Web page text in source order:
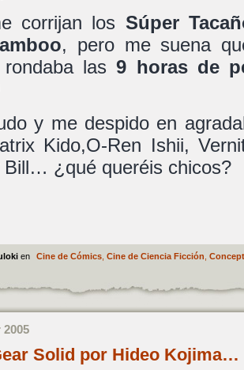
corrijan los Súper
, pero me suena
rondaba las9 horas de
y me despido en
Kido,O-Ren Ishii,
Bill… ¿qué queréis chicos?
en Cine de Cómics, Cine de Ciencia Ficción
2005
Solid por Hideo Kojima…